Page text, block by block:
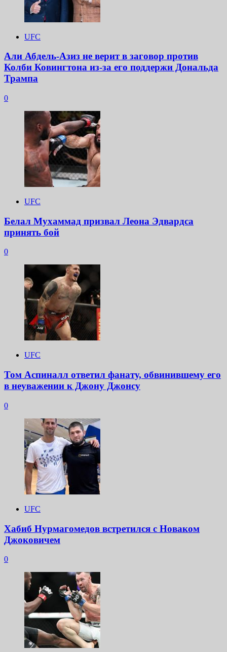
UFC
Али Абдель-Азиз не верит в заговор против
Колби Ковингтона из-за его поддержи Дональда
Трампа
0
UFC
Белал Мухаммад призвал Леона Эдвардса
принять бой
0
UFC
Том Аспиналл ответил фанату, обвинившему его
в неуважении к Джону Джонсу
0
UFC
Хабиб Нурмагомедов встретился с Новаком
Джоковичем
0